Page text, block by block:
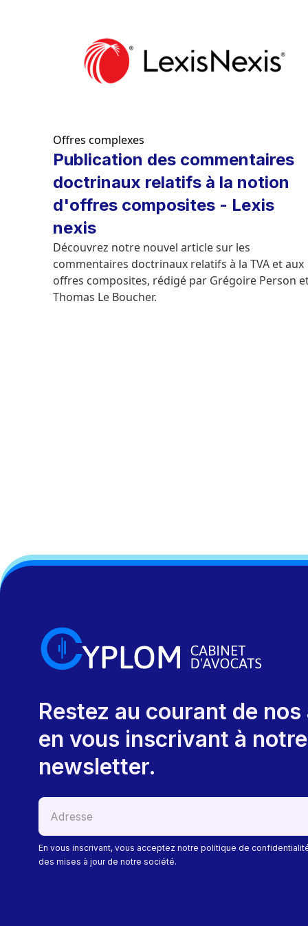
Offres complexes
Publication des commentaires
doctrinaux relatifs à la notion
d'offres composites - Lexis
nexis
Découvrez notre nouvel article sur les
commentaires doctrinaux relatifs à la TVA et aux
offres composites, rédigé par Grégoire Person
Thomas Le Boucher.
Restez au courant de
en vous inscrivant à notre
newsletter.
En vous inscrivant, vous acceptez notre politique de
des mises à jour de notre société.